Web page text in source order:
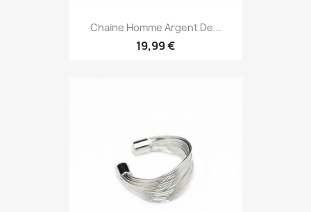
Chaine Homme Argent De...
19,99 €